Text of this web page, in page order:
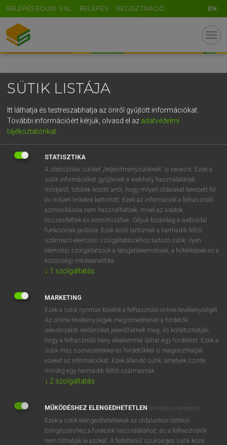
BELÉPÉS EDUID-VAL BELÉPÉS REGISZTRÁCIÓ EN
menu
OOOOPS!
SZOTAR.NET APPLIKÁCIÓ
MICROSOFT OFFICE BŐVÍTMÉNY
BEÉPÜLŐ SZÓTÁRMODUL
ONLINE NYELVVIZSGA
EGYÉNI FELHASZNÁLÓKNAK
TANULÓKNAK
OKTATÁSI INTÉZMÉNYEKNEK
SÜTIK LISTÁJA
Itt láthatja és testreszabhatja az önről gyűjtött információkat.
További információért kérjük, olvasd el az adatvédelmi
tájékoztatónkat
STATISZTIKA
A statisztikai sütiket „teljesítménysütiknek” is nevezik. Ezek a
sütik információkat gyűjtenek a webhely használatának
módjáról, többek között arról, hogy milyen oldalakat keresett fel
és milyen linkekre kattintott. Ezek az információk a felhasználó
azonosítására nem használhatóak, mivel az adatok
összesítettek és anonimizáltak. Céljuk kizárólag a weboldal
funkcióinak javítása. Ezek közé tartoznak a harmadik féltől
származó elemzési szolgáltatásokhoz tartozó sütik; ilyen
elemzési szolgáltatások a látogatóelemzések, a hőtérképek és a
közösségi médiaanalitika.
↓ 1 szolgáltatás
MARKETING
Ezek a sütik nyomon követik a felhasználó online tevékenységét.
Az online tevékenységek megismerésével a hirdetők
relevánsabb reklámokat jeleníthetnek meg, és korlátozhatják,
hogy a felhasználó hány alkalommal láthat egy hirdetést. Ezek a
sütik más szervezetekkel és hirdetőkkel is megoszthatják
ezeket az információkat. Ezek állandó sütik, amelyek szinte
mindig egy harmadik féltől származnak.
↓ 2 szolgáltatás
MŰKÖDÉSHEZ ELENGEDHETETLEN (mindig szükséges)
Ezek a sütik elengedhetetlenek az oldalunkon történő
böngészéshez,a funkciók használatához, és a felhasználók
nem tilthatják le azokat. A feltétlenül szükséges sütik közé
GR
5
g h k l
v b n m , . - AltGr